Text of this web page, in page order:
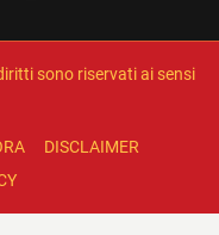
sono riservati ai sensi
DISCLAIMER